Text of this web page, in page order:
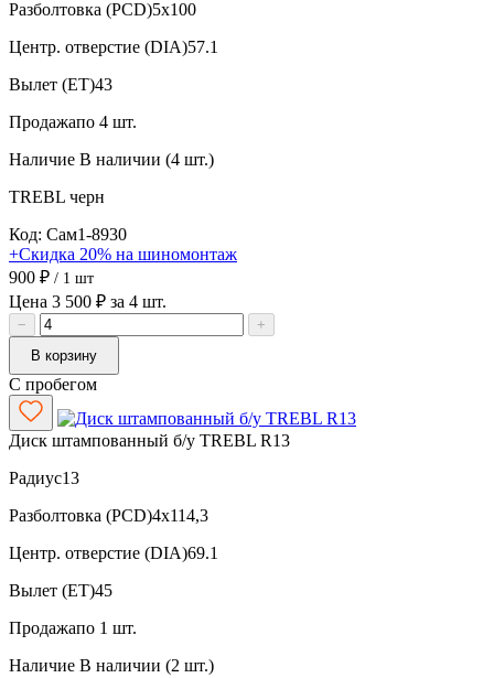
Разболтовка (PCD)5x100
Центр. отверстие (DIA)57.1
Вылет (ET)43
Продажапо 4 шт.
Наличие В наличии (4 шт.)
TREBL черн
Код: Сам1-8930
+Скидка 20% на шиномонтаж
900 ₽ / 1 шт
Цена 3 500 ₽ за 4 шт.
−
+
В корзину
С пробегом
Диск штампованный б/у TREBL R13
Радиус13
Разболтовка (PCD)4x114,3
Центр. отверстие (DIA)69.1
Вылет (ET)45
Продажапо 1 шт.
Наличие В наличии (2 шт.)